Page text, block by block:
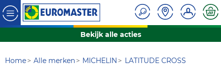
Bekijk alle acties
Home Alle merken MICHELIN
LATITUDE CROSS